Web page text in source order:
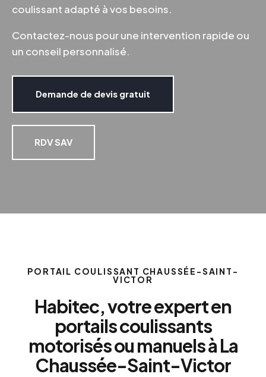
coulissant adapté à vos besoins.
Contactez-nous pour une intervention rapide ou
un conseil personnalisé.
Demande de devis gratuit
RDV SAV
PORTAIL COULISSANT CHAUSSÉE-SAINT-
VICTOR
Habitec, votre expert en
portails coulissants
motorisés ou manuels à La
Chaussée-Saint-Victor